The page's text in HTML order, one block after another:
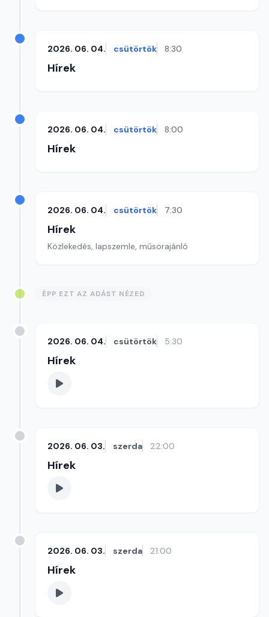
2026. 06. 04. csütörtök 8:30
Hírek
2026. 06. 04. csütörtök 8:00
Hírek
2026. 06. 04. csütörtök 7:30
Hírek
Közlekedés, lapszemle, műsorajánló
ÉPP EZT AZ ADÁST NÉZED
2026. 06. 04. csütörtök 5:30
Hírek
2026. 06. 03. szerda 22:00
Hírek
2026. 06. 03. szerda 21:00
Hírek